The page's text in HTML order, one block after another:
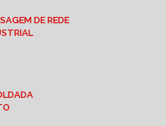
DE REDE